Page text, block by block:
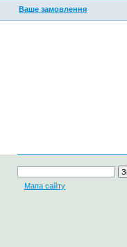
Ваше замовлення
Мапа сайту